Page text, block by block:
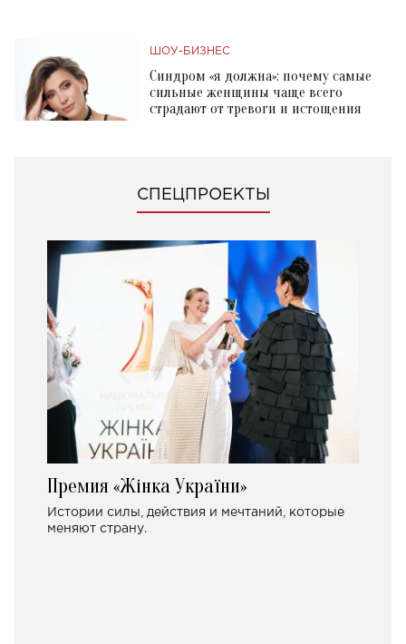
ШОУ-БИЗНЕС
Синдром «я должна»: почему самые
сильные женщины чаще всего
страдают от тревоги и истощения
СПЕЦПРОЕКТЫ
Премия «Жінка України»
Истории силы, действия и мечтаний, которые
меняют страну.